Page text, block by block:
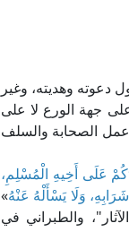
دعوته وهديته، وغير
جهة الورع لا على
عمل الصحابة والسلف
عَلَى أَخِيهِ الْمُسْلِمِ،
وَلَا يَسْأَلْهُ عَنْهُ»
والطبراني في